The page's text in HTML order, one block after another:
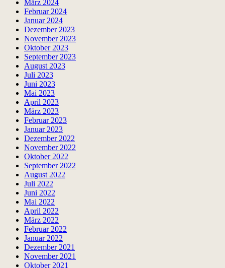
März 2024
Februar 2024
Januar 2024
Dezember 2023
November 2023
Oktober 2023
September 2023
August 2023
Juli 2023
Juni 2023
Mai 2023
April 2023
März 2023
Februar 2023
Januar 2023
Dezember 2022
November 2022
Oktober 2022
September 2022
August 2022
Juli 2022
Juni 2022
Mai 2022
April 2022
März 2022
Februar 2022
Januar 2022
Dezember 2021
November 2021
Oktober 2021